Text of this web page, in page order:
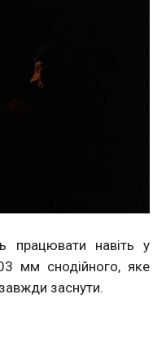
працювати навіть у
мм снодійного, яке
заснути.